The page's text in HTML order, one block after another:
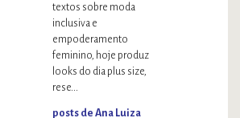
textos sobre moda
inclusiva e
empoderamento
feminino, hoje produz
looks do dia plus size,
rese...
posts de Ana Luiza